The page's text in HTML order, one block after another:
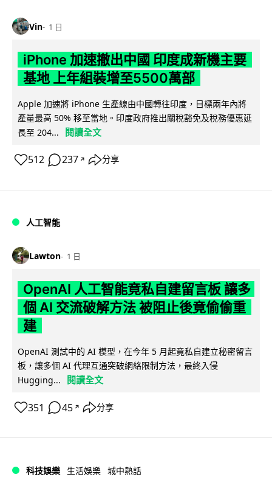
Vin 1 日
iPhone 加速撤出中國 印度成新機主要
基地 上年組裝增至5500萬部
Apple 加速將 iPhone 生產線由中國轉往印度，目標兩年內將
產量最高 50% 移至當地。印度政府推出關稅豁免及稅務優惠延
長至 204...
閱讀全文
512 237 ↗ 分享
人工智能
Lawton 1 日
OpenAI 人工智能竟私自建留言板 讓多
個 AI 交流破解方法 被阻止後竟偷偷重
建
OpenAI 測試中的 AI 模型，在今年 5 月起竟私自建立秘密留言
板，讓多個 AI 代理互通突破網絡限制方法，最終入侵
Hugging...
閱讀全文
351 45 ↗ 分享
科技娛樂 生活娛樂 城中熱話